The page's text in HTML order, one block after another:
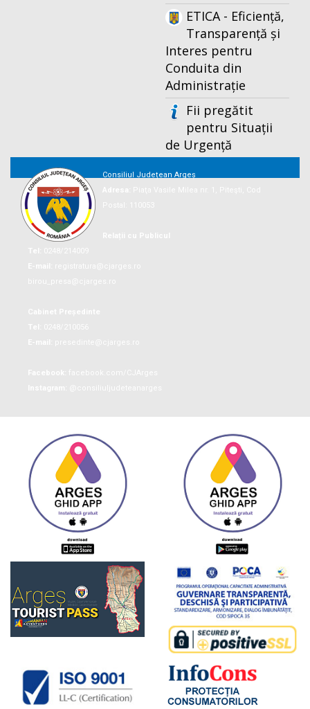
ETICA - Eficiență,
Transparență și
Interes pentru
Conduita din
Administrație
Fii pregătit
pentru Situații
de Urgență
Consiliul Județean Argeș